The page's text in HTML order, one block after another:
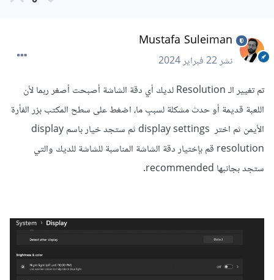
Mustafa Suleiman
نشر22 فبراير 2024
تم تغيير الـ Resolution لديك أي دقة الشاشة أصبحت أصغر ربما لأن
اللعبة قديمة أو حدث مشكلة لسببِ ما، اضغط على سطح المكتب بزر الفأرة
الأيمن ثم اختر display settings ثم ستجد خيار باسم display
resolution قم بإختيار دقة الشاشة المناسبة للشاشة للديك والتي
ستجد بجانبها recommended.